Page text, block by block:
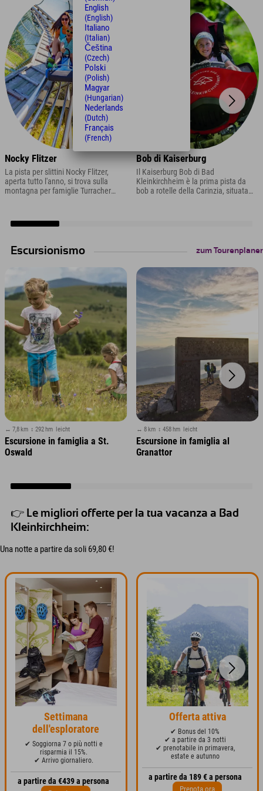
Nocky Flitzer
La pista per slittini Nocky Flitzer,
aperta tutto l'anno, si trova sulla
montagna per famiglie Turracher
Bob di Kaiserburg
Il Kaiserburg Bob di Bad
Kleinkirchheim è la prima pista da
bob a rotelle della Carinzia, situata
Escursionismo zum Tourenplaner
↔ 7,8 km ↕ 292 hm leicht
Escursione in famiglia a St.
Oswald
↔ 8 km ↕ 458 hm leicht
Escursione in famiglia al
Granattor
👉 Le migliori offerte per la tua vacanza a Bad
Kleinkirchheim:
Una notte a partire da soli 69,80 €!
Settimana
dell'esploratore
✔ Soggiorna 7 o più notti e
risparmia il 15%.
✔ Arrivo giornaliero.
a partire da €439 a persona
Offerta attiva
✔ Bonus del 10%
✔ a partire da 3 notti
✔ prenotabile in primavera,
estate e autunno
a partire da 189 € a persona
Prenota ora
English
(English)
Italiano
(Italian)
Čeština
(Czech)
Polski
(Polish)
Magyar
(Hungarian)
Nederlands
(Dutch)
Français
(French)